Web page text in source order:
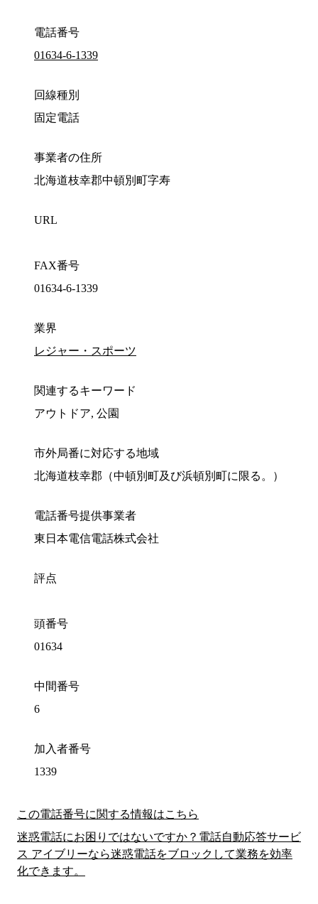
電話番号
01634-6-1339
回線種別
固定電話
事業者の住所
北海道枝幸郡中頓別町字寿
URL
FAX番号
01634-6-1339
業界
レジャー・スポーツ
関連するキーワード
アウトドア, 公園
市外局番に対応する地域
北海道枝幸郡（中頓別町及び浜頓別町に限る。）
電話番号提供事業者
東日本電信電話株式会社
評点
頭番号
01634
中間番号
6
加入者番号
1339
この電話番号に関する情報はこちら
迷惑電話にお困りではないですか？電話自動応答サービ
ス アイブリーなら迷惑電話をブロックして業務を効率
化できます。